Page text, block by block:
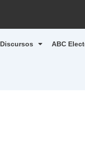
Discursos ABC